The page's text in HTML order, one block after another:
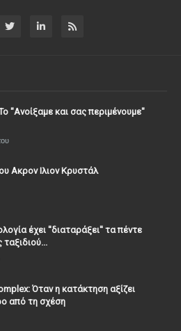
"Ανοίξαμε και σας περιμένουμε"
Ακρον Ιλιον Κρυστάλ
έχει ''διαταράξει'' τα πέντε
Όταν η κατάκτηση αξίζει
από τη σχέση